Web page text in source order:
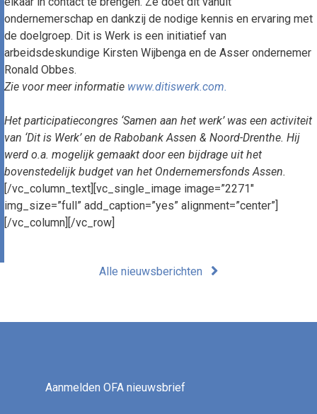
ondernemerschap en dankzij de nodige kennis en ervaring met
de doelgroep. Dit is Werk is een initiatief van
arbeidsdeskundige Kirsten Wijbenga en de Asser ondernemer
Ronald Obbes.
Zie voor meer informatie www.ditiswerk.com.
Het participatiecongres ‘Samen aan het werk’ was een activiteit
van ‘Dit is Werk’ en de Rabobank Assen & Noord-Drenthe. Hij
werd o.a. mogelijk gemaakt door een bijdrage uit het
bovenstedelijk budget van het Ondernemersfonds Assen.
[/vc_column_text][vc_single_image image=”2271″
img_size=”full” add_caption=”yes” alignment=”center”]
[/vc_column][/vc_row]
Alle nieuwsberichten
Aanmelden OFA nieuwsbrief